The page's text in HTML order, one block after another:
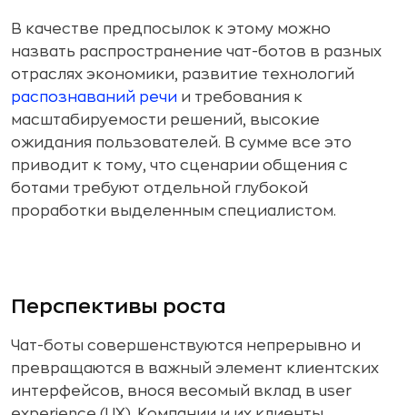
В качестве предпосылок к этому можно
назвать распространение чат-ботов в разных
отраслях экономики, развитие технологий
распознаваний речи и требования к
масштабируемости решений, высокие
ожидания пользователей. В сумме все это
приводит к тому, что сценарии общения с
ботами требуют отдельной глубокой
проработки выделенным специалистом.
Перспективы роста
Чат-боты совершенствуются непрерывно и
превращаются в важный элемент клиентских
интерфейсов, внося весомый вклад в user